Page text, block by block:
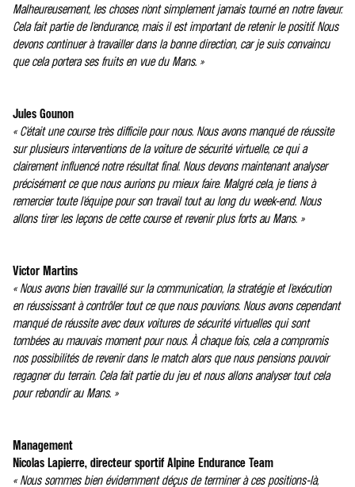
Malheureusement, les choses n'ont simplement jamais tourné en notre faveur.
Cela fait partie de l'endurance, mais il est important de retenir le positif. Nous
devons continuer à travailler dans la bonne direction, car je suis convaincu
que cela portera ses fruits en vue du Mans. »
Jules Gounon
« C'était une course très difficile pour nous. Nous avons manqué de réussite
sur plusieurs interventions de la voiture de sécurité virtuelle, ce qui a
clairement influencé notre résultat final. Nous devons maintenant analyser
précisément ce que nous aurions pu mieux faire. Malgré cela, je tiens à
remercier toute l'équipe pour son travail tout au long du week-end. Nous
allons tirer les leçons de cette course et revenir plus forts au Mans. »
Victor Martins
« Nous avons bien travaillé sur la communication, la stratégie et l'exécution
en réussissant à contrôler tout ce que nous pouvions. Nous avons cependant
manqué de réussite avec deux voitures de sécurité virtuelles qui sont
tombées au mauvais moment pour nous. À chaque fois, cela a compromis
nos possibilités de revenir dans le match alors que nous pensions pouvoir
regagner du terrain. Cela fait partie du jeu et nous allons analyser tout cela
pour rebondir au Mans. »
Management
Nicolas Lapierre, directeur sportif Alpine Endurance Team
« Nous sommes bien évidemment déçus de terminer à ces positions-là,